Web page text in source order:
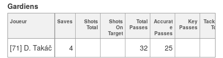
Joueur Saves
Shots
Total
Shots
On
Target
Total
Passes
Accurat
e
Passes
Key
Passes
Tackles
Total
[71] D. Takáč 4 32 25
Gardiens